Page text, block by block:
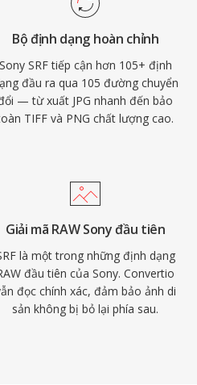
Bộ định dạng hoàn chỉnh
Sony SRF tiếp cận hơn 105+ định
đầu ra qua 105 đường chuyển
— từ xuất JPG nhanh đến bảo
TIFF và PNG chất lượng cao.
Giải mã RAW Sony đầu tiên
là một trong những định dạng
đầu tiên của Sony. Convertio
đọc chính xác, đảm bảo ảnh di
sản không bị bỏ lại phía sau.